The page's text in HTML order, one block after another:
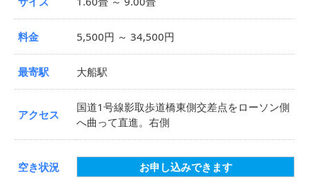
料金 5,500円 ～ 34,500円
最寄駅 大船駅
アクセス
国道1号線影取歩道橋東側交差点をローソン側
へ曲って直進。右側
空き状況 お申し込みできます